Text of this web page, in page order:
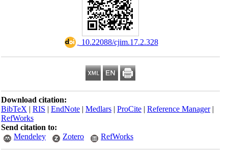
‎ 10.22088/cjim.17.2.328
Download citation:
BibTeX|RIS|EndNote|Medlars|ProCite|Reference Manager
RefWorks
Send citation to:
Mendeley
Zotero RefWorks